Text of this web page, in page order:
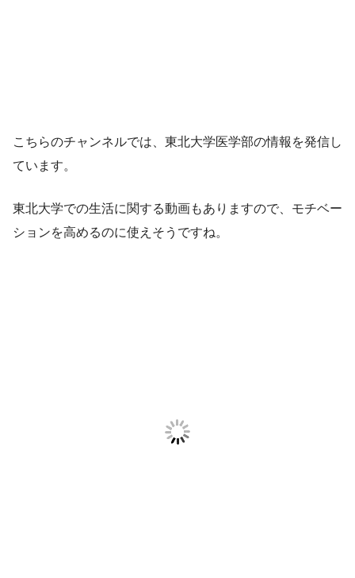
こちらのチャンネルでは、東北大学医学部の情報を発信し
ています。
東北大学での生活に関する動画もありますので、モチベー
ションを高めるのに使えそうですね。